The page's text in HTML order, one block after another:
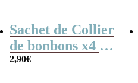
Sachet de Collier
de bonbons x4 &
de Lollies x10 –
2,90€